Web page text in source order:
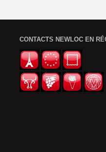
CONTACTS NEWLOC EN